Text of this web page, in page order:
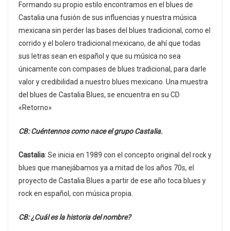
Formando su propio estilo encontramos en el blues de
Castalia una fusión de sus influencias y nuestra música
mexicana sin perder las bases del blues tradicional, como el
corrido y el bolero tradicional mexicano, de ahí que todas
sus letras sean en español y que su música no sea
únicamente con compases de blues tradicional, para darle
valor y credibilidad a nuestro blues mexicano. Una muestra
del blues de Castalia Blues, se encuentra en su CD
«Retorno»
CB: Cuéntennos como nace el grupo Castalia.
Castalia: Se inicia en 1989 con el concepto original del rock y
blues que manejábamos ya a mitad de los años 70s, el
proyecto de Castalia Blues a partir de ese año toca blues y
rock en español, con música propia.
CB: ¿Cuál es la historia del nombre?